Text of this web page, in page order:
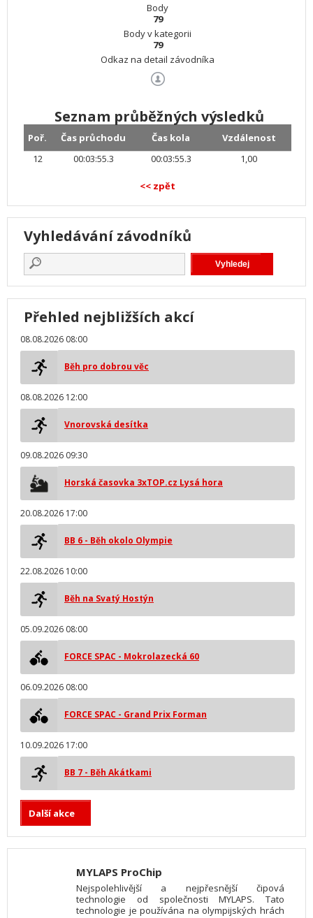
Body
79
Body v kategorii
79
Odkaz na detail závodníka
Seznam průběžných výsledků
Poř. Čas průchodu Čas kola
Vzdálenost
12
00:03:55.3 00:03:55.3 1,00
<< zpět
Vyhledávání závodníků
Přehled nejbližších akcí
08.08.2026 08:00
Běh pro dobrou věc
08.08.2026 12:00
Vnorovská desítka
09.08.2026 09:30
Horská časovka 3xTOP.cz Lysá hora
20.08.2026 17:00
BB 6 - Běh okolo Olympie
22.08.2026 10:00
Běh na Svatý Hostýn
05.09.2026 08:00
FORCE SPAC - Mokrolazecká 60
06.09.2026 08:00
FORCE SPAC - Grand Prix Forman
10.09.2026 17:00
BB 7 - Běh Akátkami
Další akce
MYLAPS ProChip
Nejspolehlivější a nejpřesnější čipová
technologie od společnosti MYLAPS. Tato
technologie je používána na olympijských hrách